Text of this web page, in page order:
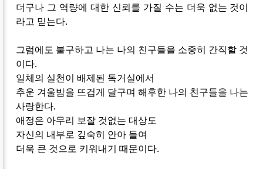
더구나 그 역량에 대한 신뢰를 가질 수는 더욱 없는 것이
라고 믿는다.
그럼에도 불구하고 나는 나의 친구들을 소중히 간직할 것
이다.
일체의 실천이 배제된 독거실에서
추운 겨울밤을 뜨겁게 달구며 해후한 나의 친구들을 나는
사랑한다.
애정은 아무리 보잘 것없는 대상도
자신의 내부로 깊숙히 안아 들여
더욱 큰 것으로 키워내기 때문이다.